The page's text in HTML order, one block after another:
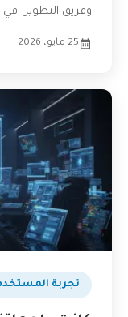
وفريق التطوير.
25 مايو، 2026
تجربة